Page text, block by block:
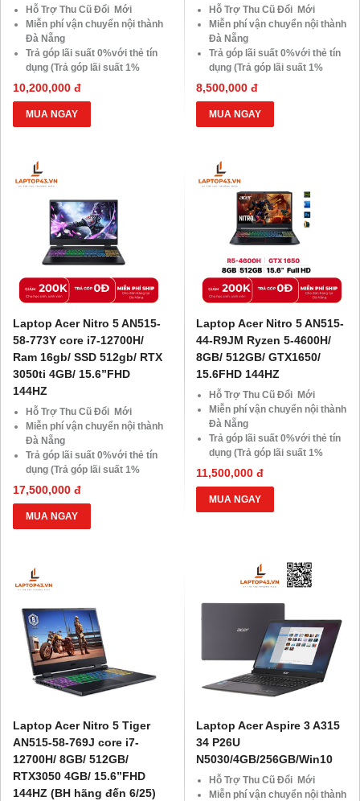
Hỗ Trợ Thu Cũ Đổi Mới
Miễn phí vận chuyển nội thành
Đà Nẵng
Trả góp lãi suất 0%với thẻ tín
dụng (Trả góp lãi suất 1%
HDsaison - chỉ cần CMND
BLX hoặc hộ khẩu gốc )
Giảm 20%khi nâng cấp Ram-
SSD
10.000 Voucher Giảm
Giá 500.000đ
10,200,000 đ
MUA NGAY
Hỗ Trợ Thu Cũ Đổi Mới
Miễn phí vận chuyển nội thành
Đà Nẵng
Trả góp lãi suất 0%với thẻ tín
dụng (Trả góp lãi suất 1%
HDsaison - chỉ cần CMND
BLX hoặc hộ khẩu gốc )
Giảm 20%khi nâng cấp Ram-
SSD
10.000 Voucher Giảm
Giá 500.000đ
8,500,000 đ
MUA NGAY
Laptop Acer Nitro 5 AN515-
58-773Y core i7-12700H/
Ram 16gb/ SSD 512gb/ RTX
3050ti 4GB/ 15.6”FHD
144HZ
Hỗ Trợ Thu Cũ Đổi Mới
Miễn phí vận chuyển nội thành
Đà Nẵng
Trả góp lãi suất 0%với thẻ tín
dụng (Trả góp lãi suất 1%
HDsaison - chỉ cần CMND
BLX hoặc hộ khẩu gốc )
Giảm 20%khi nâng cấp Ram-
SSD
10.000 Voucher Giảm
Giá 500.000đ
17,500,000 đ
MUA NGAY
Laptop Acer Nitro 5 AN515-
44-R9JM Ryzen 5-4600H/
8GB/ 512GB/ GTX1650/
15.6FHD 144HZ
Hỗ Trợ Thu Cũ Đổi Mới
Miễn phí vận chuyển nội thành
Đà Nẵng
Trả góp lãi suất 0%với thẻ tín
dụng (Trả góp lãi suất 1%
HDsaison - chỉ cần CMND
BLX hoặc hộ khẩu gốc )
Giảm 20%khi nâng cấp Ram-
SSD
Giá 500.000đ
11,500,000 đ
MUA NGAY
Laptop Acer Nitro 5 Tiger
AN515-58-769J core i7-
12700H/ 8GB/ 512GB/
RTX3050 4GB/ 15.6”FHD
144HZ (BH hãng đến 6/25)
Laptop Acer Aspire 3 A315
34 P26U
N5030/4GB/256GB/Win10
Hỗ Trợ Thu Cũ Đổi Mới
Miễn phí vận chuyển nội thành